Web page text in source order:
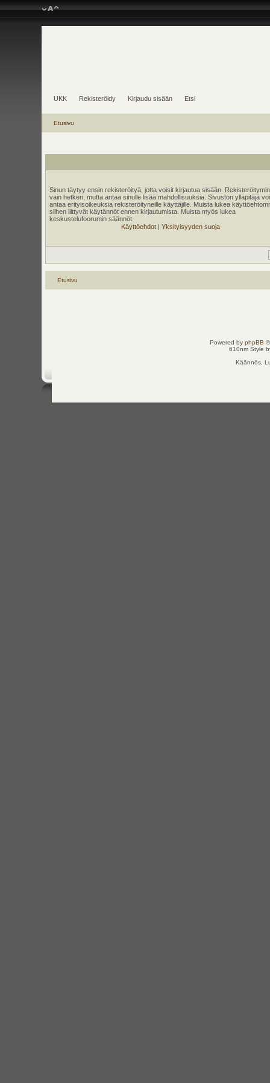
UKK Rekisteröidy Kirjaudu sisään Etsi
Etusivu
Sinun täytyy ensin rekisteröityä, jotta voisit kirjautua sisään.
vain hetken, mutta antaa sinulle lisää mahdollisuuksia. Sivuston ylläpitäjä
antaa erityisoikeuksia rekisteröityneille käyttäjille. Muista lukea
siihen liittyvät käytännöt ennen kirjautumista. Muista myös lukea
keskustelufoorumin säännöt.
Käyttöehdot| Yksityisyyden suoja
Etusivu
Powered by phpBB
610nm Style
Käännös,